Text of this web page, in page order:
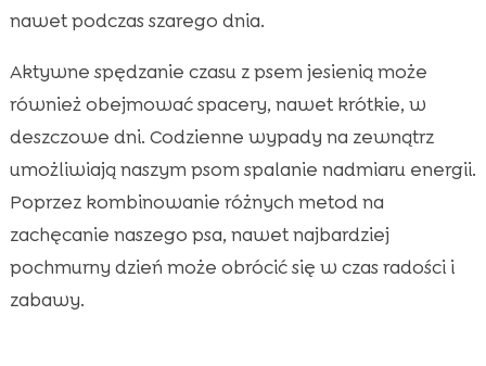
nawet podczas szarego dnia.
Aktywne spędzanie czasu z psem jesienią może
również obejmować spacery, nawet krótkie, w
deszczowe dni. Codzienne wypady na zewnątrz
umożliwiają naszym psom spalanie nadmiaru energii.
Poprzez kombinowanie różnych metod na
zachęcanie naszego psa, nawet najbardziej
pochmurny dzień może obrócić się w czas radości i
zabawy.